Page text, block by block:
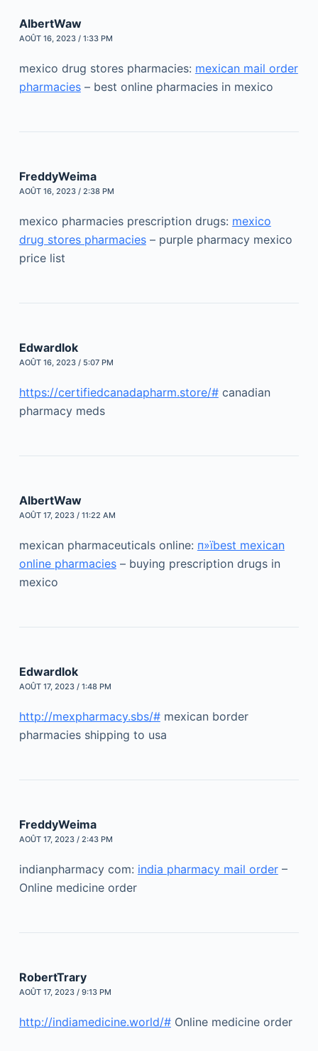
AlbertWaw
AOÛT 16, 2023 / 1:33 PM
mexico drug stores pharmacies: mexican mail order
pharmacies– best online pharmacies in mexico
FreddyWeima
AOÛT 16, 2023 / 2:38 PM
mexico pharmacies prescription drugs: mexico
drug stores pharmacies– purple pharmacy mexico
price list
Edwardlok
AOÛT 16, 2023 / 5:07 PM
https://certifiedcanadapharm.store/#canadian
pharmacy meds
AlbertWaw
AOÛT 17, 2023 / 11:22 AM
mexican pharmaceuticals online: п»їbest mexican
online pharmacies– buying prescription drugs in
mexico
Edwardlok
AOÛT 17, 2023 / 1:48 PM
http://mexpharmacy.sbs/#mexican border
pharmacies shipping to usa
FreddyWeima
AOÛT 17, 2023 / 2:43 PM
indianpharmacy com: india pharmacy mail order–
Online medicine order
RobertTrary
AOÛT 17, 2023 / 9:13 PM
http://indiamedicine.world/#Online medicine order